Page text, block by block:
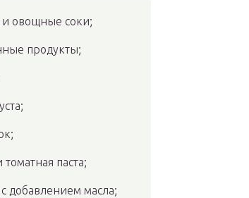
овощные соки;
продукты;
паста;
добавлением масла;